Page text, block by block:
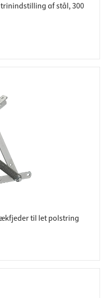
af stål, 300
til let polstring